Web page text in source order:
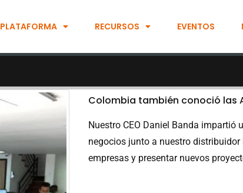
PLATAFORMA RECURSOS EVENTOS
Colombia también conoció las
Nuestro CEO Daniel Banda
negocios junto a nuestro
empresas y presentar nuevos